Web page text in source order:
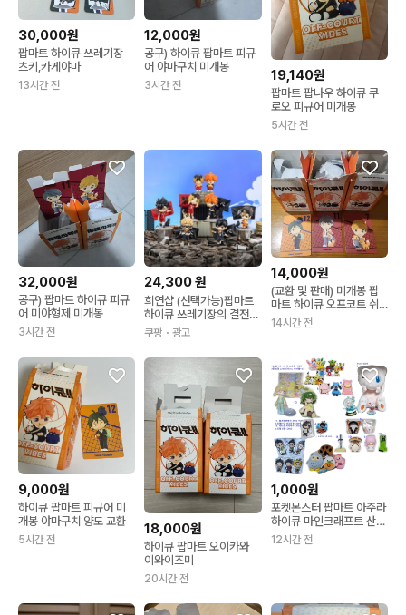
30,000원
팝마트 하이큐 쓰레기장
츠키,카게야마
13시간 전
12,000원
공구) 하이큐 팝마트 피규
어 야마구치 미개봉
3시간 전
19,140원
팝마트 팝나우 하이큐 쿠
로오 피규어 미개봉
5시간 전
32,000원
공구) 팝마트 하이큐 피규
어 미야형제 미개봉
3시간 전
24,300원
희연샵 (선택가능)팝마트
하이큐 쓰레기장의 결전
랜덤박스 피규어 굿즈 니
시노야 유
쿠팡 ・광고
14,000원
(교환 및 판매) 미개봉 팝
마트 하이큐 오프코트 쉬
는시간 아츠무 오사무 야
마구치
14시간 전
9,000원
하이큐 팝마트 피규어 미
개봉 야마구치 양도 교환
5시간 전
18,000원
하이큐 팝마트 오이카와
이와이즈미
20시간 전
1,000원
포켓몬스터 팝마트 아주라
하이큐 마인크래프트 산리
오 젤다 잡다한 피규어 가
챠 등등
12시간 전